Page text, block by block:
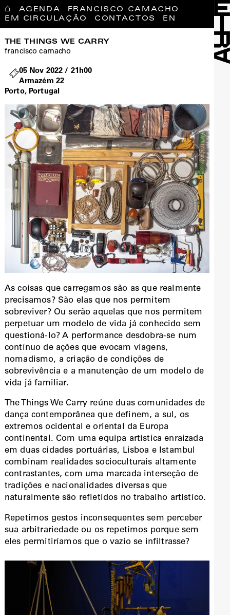
⌂ AGENDA
FRANCISCO CAMACHO
EM CIRCULAÇÃO
CONTACTOS EN
THE THINGS WE CARRY
francisco camacho
05 Nov 2022 / 21h00
Armazém 22
Porto, Portugal
As coisas que carregamos são as que realmente
precisamos? São elas que nos permitem
sobreviver? Ou serão aquelas que nos permitem
perpetuar um modelo de vida já conhecido sem
questioná-lo? A performance desdobra-se num
contínuo de ações que evocam viagens,
nomadismo, a criação de condições de
sobrevivência e a manutenção de um modelo de
vida já familiar.
The Things We Carry reúne duas comunidades de
dança contemporânea que definem, a sul, os
extremos ocidental e oriental da Europa
continental. Com uma equipa artística enraizada
em duas cidades portuárias, Lisboa e Istambul
combinam realidades socioculturais altamente
contrastantes, com uma marcada interseção de
tradições e nacionalidades diversas que
naturalmente são refletidos no trabalho artístico.
Repetimos gestos inconsequentes sem perceber
sua arbitrariedade ou os repetimos porque sem
eles permitiríamos que o vazio se infiltrasse?